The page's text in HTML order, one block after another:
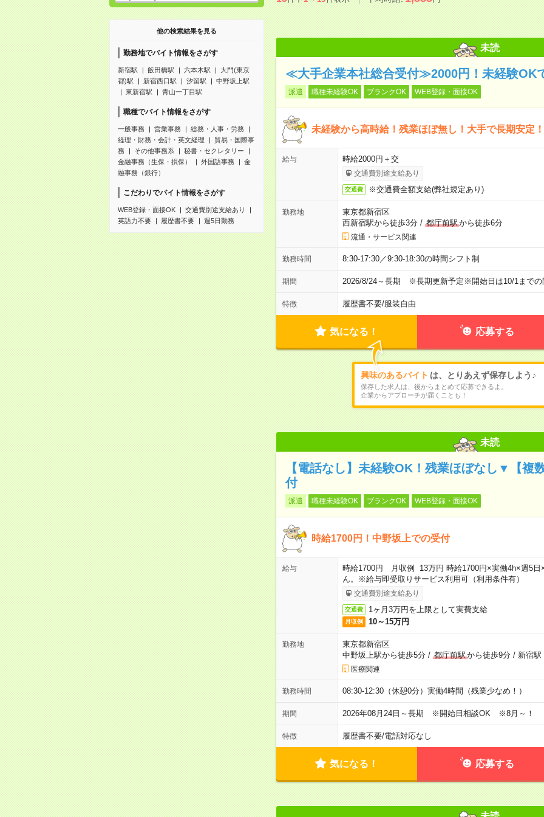
他の検索結果を見る
勤務地でバイト情報をさがす
新宿駅 飯田橋駅 六本木駅
大門(東京
都)駅
新宿西口駅 汐留駅
中野坂上駅
東新宿駅
青山一丁目駅
職種でバイト情報をさがす
一般事務 営業事務
総務・人事・労務
経理・財務・会計・英文経理
貿易・国際事
務
その他事務系
秘書・セクレタリー
金融事務（生保・損保）
外国語事務
金
融事務（銀行）
こだわりでバイト情報をさがす
WEB登録・面接OK
交通費別途支給あり
英語力不要
履歴書不要 週5日勤務
未読
≪大手企業本社総合受付≫2000円！未経験OK
派遣 職種未経験OK ブランクOK WEB登録・面接OK
未経験から高時給！残業ほぼ無し！大手で長期安定
給与 時給2000円＋交
交通費別途支給あり
交通費 ※交通費全額支給(弊社規定あり)
勤務地
東京都新宿区
西新宿駅から徒歩3分/ 都庁前駅から徒歩6分
流通・サービス関連
勤務時間 8:30-17:30／9:30-18:30の時間シフト制
期間 2026/8/24～長期 ※長期更新予定※開始日は10/1までの
特徴 履歴書不要/服装自由
気になる！ 応募する
興味のあるバイト は、とりあえず保存しよう♪
保存した求人は、後からまとめて応募できるよ。
企業からアプローチが届くことも！
未読
【電話なし】未経験OK！残業ほぼなし▼【複
付
派遣 職種未経験OK ブランクOK WEB登録・面接OK
時給1700円！中野坂上での受付
給与
時給1700円 月収例 13万円 時給1700円×実働4h×週5
ん。※給与即受取りサービス利用可（利用条件有）
交通費別途支給あり
交通費 1ヶ月3万円を上限として実費支給
月収例 10～15万円
勤務地
東京都新宿区
中野坂上駅から徒歩5分/ 都庁前駅から徒歩9分/ 新宿駅
医療関連
勤務時間 08:30-12:30（休憩0分）実働4時間（残業少なめ！）
期間 2026年08月24日～長期 ※開始日相談OK ※8月～！
特徴 履歴書不要/電話対応なし
気になる！ 応募する